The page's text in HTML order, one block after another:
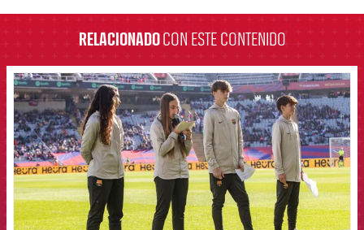
RELACIONADOCON ESTE CONTENIDO
FCB Barcelona badge